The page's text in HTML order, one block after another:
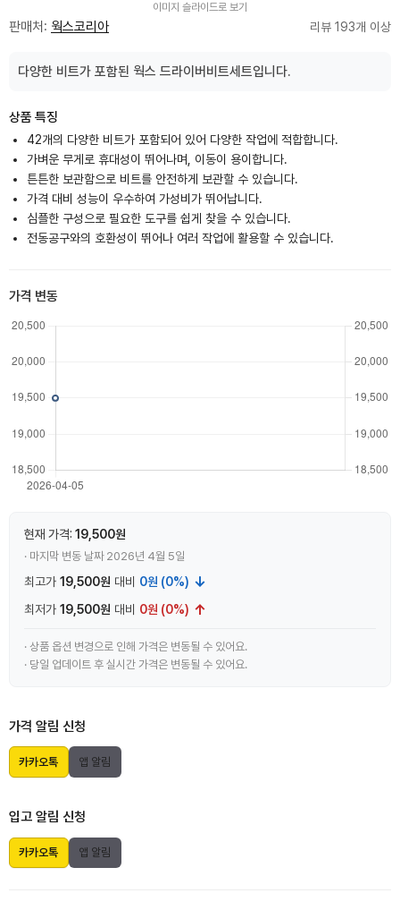
이미지 슬라이드로 보기
판매처: 웍스코리아 리뷰 193개 이상
다양한 비트가 포함된 웍스 드라이버비트세트입니다.
상품 특징
42개의 다양한 비트가 포함되어 있어 다양한 작업에 적합합니다.
가벼운 무게로 휴대성이 뛰어나며, 이동이 용이합니다.
튼튼한 보관함으로 비트를 안전하게 보관할 수 있습니다.
가격 대비 성능이 우수하여 가성비가 뛰어납니다.
심플한 구성으로 필요한 도구를 쉽게 찾을 수 있습니다.
전동공구와의 호환성이 뛰어나 여러 작업에 활용할 수 있습니다.
가격 변동
현재 가격: 19,500원
· 마지막 변동 날짜 2026년 4월 5일
최고가 19,500원 대비 0원 (0%) ↓
최저가 19,500원 대비 0원 (0%) ↑
· 상품 옵션 변경으로 인해 가격은 변동될 수 있어요.
· 당일 업데이트 후 실시간 가격은 변동될 수 있어요.
가격 알림 신청
카카오톡 앱 알림
입고 알림 신청
카카오톡 앱 알림